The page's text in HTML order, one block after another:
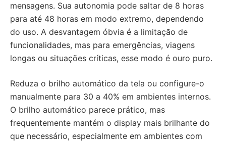
mensagens. Sua autonomia pode saltar de 8 horas
para até 48 horas em modo extremo, dependendo
do uso. A desvantagem óbvia é a limitação de
funcionalidades, mas para emergências, viagens
longas ou situações críticas, esse modo é ouro puro.
Reduza o brilho automático da tela ou configure-o
manualmente para 30 a 40% em ambientes internos.
O brilho automático parece prático, mas
frequentemente mantém o display mais brilhante do
que necessário, especialmente em ambientes com